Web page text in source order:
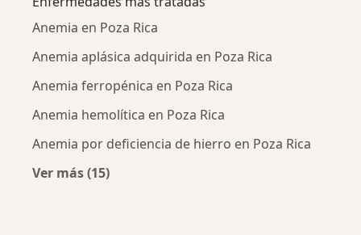
Anemia en Poza Rica
Anemia aplásica adquirida en Poza Rica
Anemia ferropénica en Poza Rica
Anemia hemolítica en Poza Rica
Anemia por deficiencia de hierro en Poza Rica
Ver más (15)